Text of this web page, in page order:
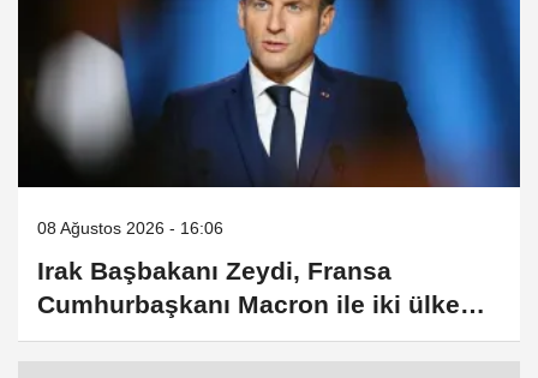
08 Ağustos 2026 - 16:06
Irak Başbakanı Zeydi, Fransa
Cumhurbaşkanı Macron ile iki ülke
arasındaki ilişkileri görüştü